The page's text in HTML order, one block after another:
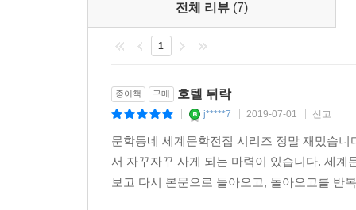
전체 리뷰 (7)
1
종이책 구매 호텔 뒤락
j*****7 2019-07-01 신고
문학동네 세계문학전집 시리즈 정말 재밌습
서 자꾸자꾸 사게 되는 마력이 있습니다. 세
보고 다시 본문으로 돌아오고, 돌아오고를 반